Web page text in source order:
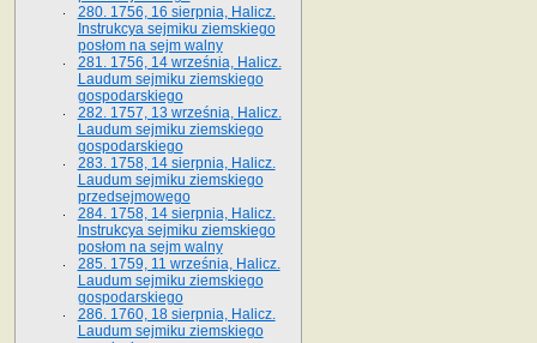
280. 1756, 16 sierpnia, Halicz.
Instrukcya sejmiku ziemskiego
posłom na sejm walny
281. 1756, 14 września, Halicz.
Laudum sejmiku ziemskiego
gospodarskiego
282. 1757, 13 września, Halicz.
Laudum sejmiku ziemskiego
gospodarskiego
283. 1758, 14 sierpnia, Halicz.
Laudum sejmiku ziemskiego
przedsejmowego
284. 1758, 14 sierpnia, Halicz.
Instrukcya sejmiku ziemskiego
posłom na sejm walny
285. 1759, 11 września, Halicz.
Laudum sejmiku ziemskiego
gospodarskiego
286. 1760, 18 sierpnia, Halicz.
Laudum sejmiku ziemskiego